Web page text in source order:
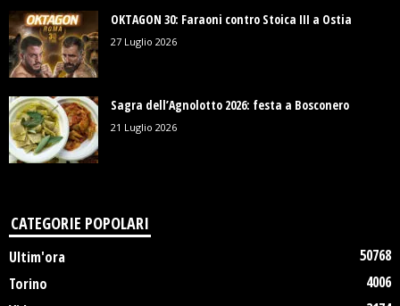
OKTAGON 30: Faraoni contro Stoica III a Ostia
27 Luglio 2026
Sagra dell’Agnolotto 2026: festa a Bosconero
21 Luglio 2026
CATEGORIE POPOLARI
Ultim'ora
50768
Torino
4006